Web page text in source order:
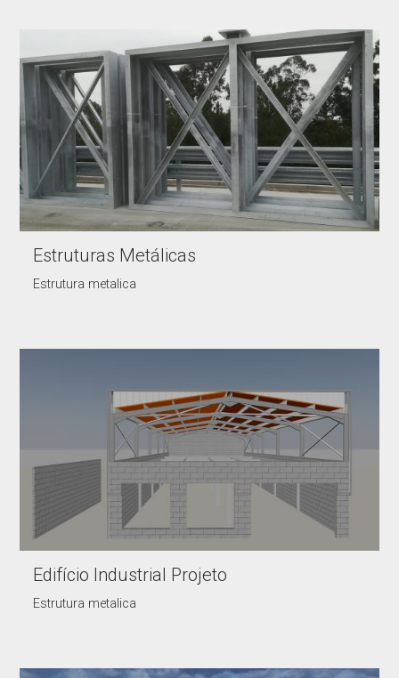
Estruturas Metálicas
Estrutura metalica
Edifício Industrial Projeto
Estrutura metalica